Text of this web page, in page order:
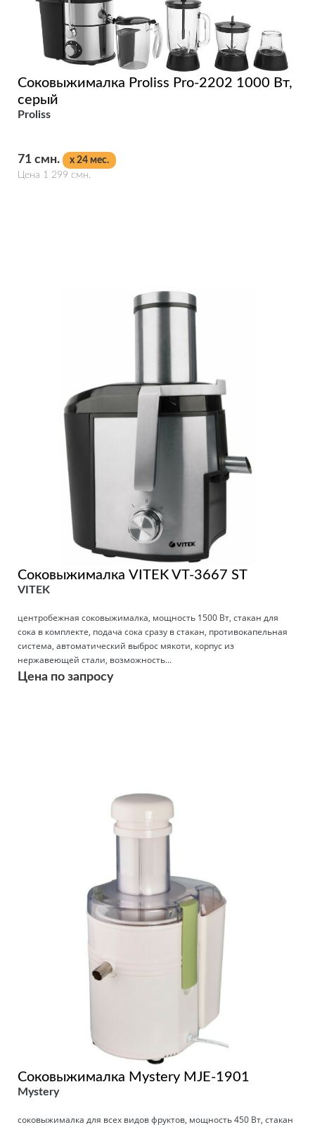
Соковыжималка Proliss Pro-2202 1000 Вт,
серый
Proliss
71 смн.
x 24 мес.
Цена 1 299 смн.
Соковыжималка VITEK VT-3667 ST
VITEK
центробежная соковыжималка, мощность 1500 Вт, стакан для
сока в комплекте, подача сока сразу в стакан, противокапельная
система, автоматический выброс мякоти, корпус из
нержавеющей стали, возможность...
Цена по запросу
Соковыжималка Mystery MJE-1901
Mystery
соковыжималка для всех видов фруктов, мощность 450 Вт, стакан